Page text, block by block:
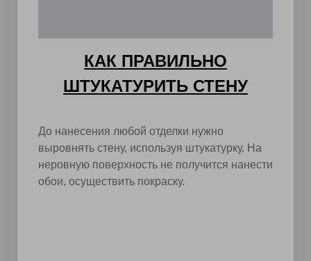
КАК ПРАВИЛЬНО
ШТУКАТУРИТЬ СТЕНУ
До нанесения любой отделки нужно
выровнять стену, используя штукатурку. На
неровную поверхность не получится нанести
обои, осуществить покраску.